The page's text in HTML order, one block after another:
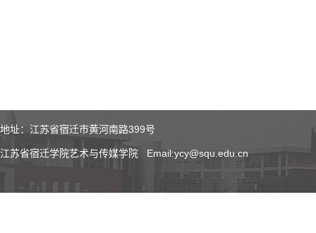
地址：江苏省宿迁市黄河南路399号
江苏省宿迁学院艺术与传媒学院 Email:ycy@squ.edu.cn